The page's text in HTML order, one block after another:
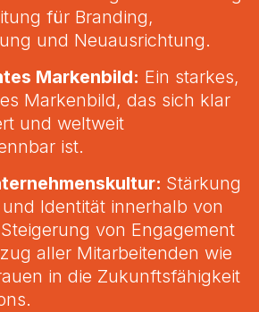
für Branding,
und Neuausrichtung.
Markenbild: Ein starkes,
Markenbild, das sich klar
und weltweit
ist.
Stärkung
Identität innerhalb von
von Engagement
aller Mitarbeitenden wie
in die Zukunftsfähigkeit